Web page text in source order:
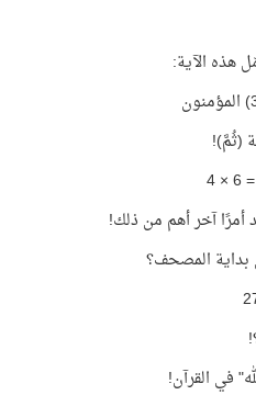
هذه الآية:
آخر أهم من ذلك!
بداية المصحف؟
في القرآن!